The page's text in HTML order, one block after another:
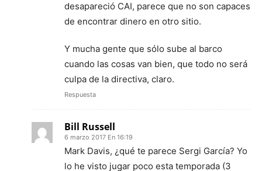
desapareció CAI, parece que no son capaces
de encontrar dinero en otro sitio.
Y mucha gente que sólo sube al barco
cuando las cosas van bien, que todo no será
culpa de la directiva, claro.
Respuesta
Bill Russell
6 marzo 2017 En 16:19
Mark Davis, ¿qué te parece Sergi García? Yo
lo he visto jugar poco esta temporada (3